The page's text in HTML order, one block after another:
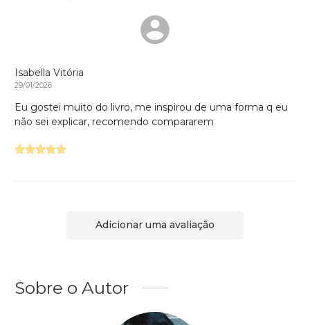
Isabella Vitória
29/01/2026
Eu gostei muito do livro, me inspirou de uma forma q eu
não sei explicar, recomendo compararem
Adicionar uma avaliação
Sobre o Autor